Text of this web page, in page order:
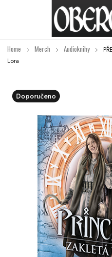
Home Merch Audioknihy
Lora
Doporučeno